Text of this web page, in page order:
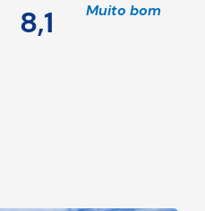
8,1 Muito bom